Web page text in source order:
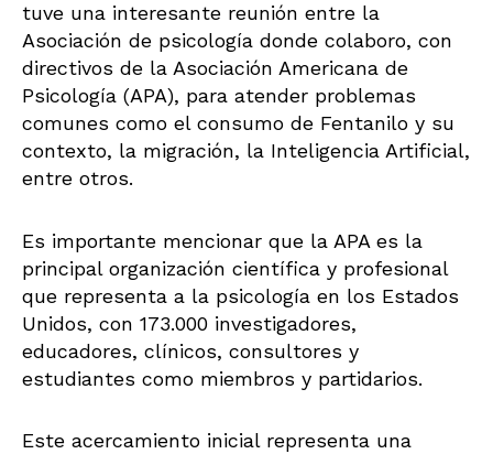
tuve una interesante reunión entre la
Asociación de psicología donde colaboro, con
directivos de la Asociación Americana de
Psicología (APA), para atender problemas
comunes como el consumo de Fentanilo y su
contexto, la migración, la Inteligencia Artificial,
entre otros.
Es importante mencionar que la APA es la
principal organización científica y profesional
que representa a la psicología en los Estados
Unidos, con 173.000 investigadores,
educadores, clínicos, consultores y
estudiantes como miembros y partidarios.
Este acercamiento inicial representa una